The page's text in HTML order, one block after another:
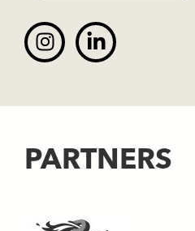
PARTNERS